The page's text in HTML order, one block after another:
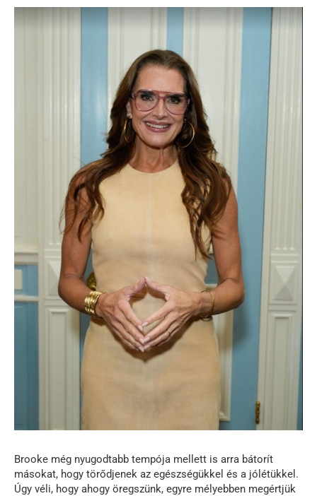
Brooke még nyugodtabb tempója mellett is arra bátorít
másokat, hogy törődjenek az egészségükkel és a jólétükkel.
Úgy véli, hogy ahogy öregszünk, egyre mélyebben megértjük